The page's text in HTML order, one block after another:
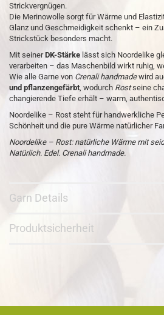
Strickvergnügen.
Die Merinowolle sorgt für Wärme und
Glanz und Geschmeidigkeit schenkt – ein
Strickstück besonders macht.
Mit seinerDK-Stärke lässt sich Noordelike
verarbeiten – das Maschenbild wirkt ruhig,
Wie alle Garne von Crenali handmadewird
und pflanzengefärbt, wodurch Rostseine
changierende Tiefe erhält – warm,
Noordelike – Rost steht für handwerkliche
Schönheit und die pure Wärme natürlicher
Noordelike – Rost: natürliche Wärme mit
Natürlich. Edel. Crenali handmade.
Garn Details
Produktsicherheit